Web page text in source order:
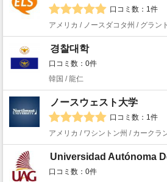
口コミ数：1件
경찰대학
口コミ数：0件
韓国 / 龍仁
ノースウェスト大学
口コミ数：1件
アメリカ / ワシントン州 / カークラ
Universidad Autónoma
口コミ数：0件